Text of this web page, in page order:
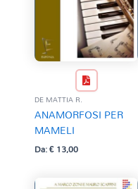
DE MATTIA R.
ANAMORFOSI PER
MAMELI
Da:€13,00